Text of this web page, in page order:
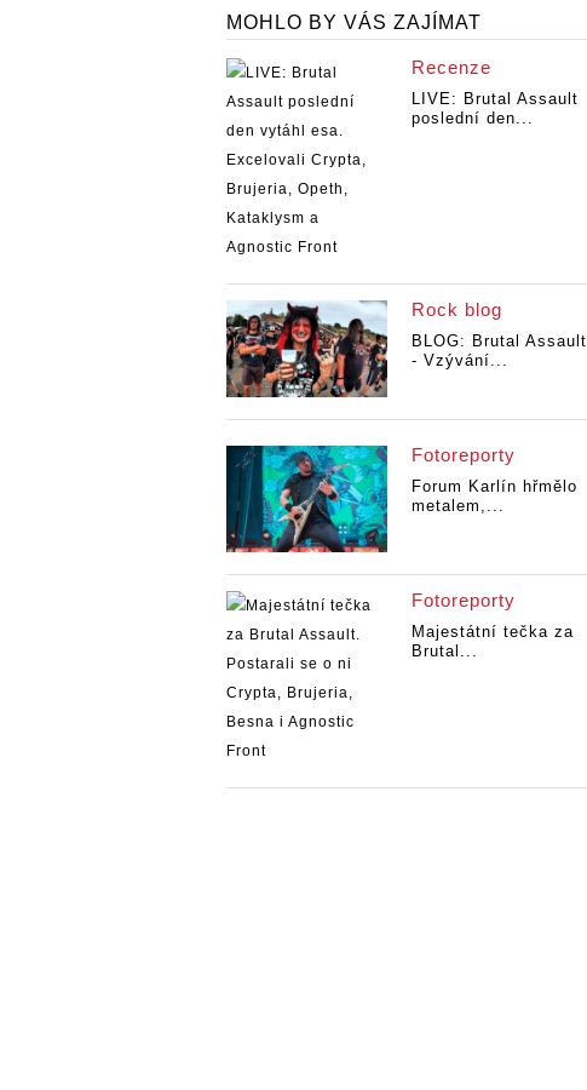
MOHLO BY VÁS ZAJÍMAT
Recenze
LIVE: Brutal Assault
poslední den...
Rock blog
BLOG: Brutal Assault
- Vzývání...
Fotoreporty
Forum Karlín hřmělo
metalem,...
Fotoreporty
Majestátní tečka za
Brutal...